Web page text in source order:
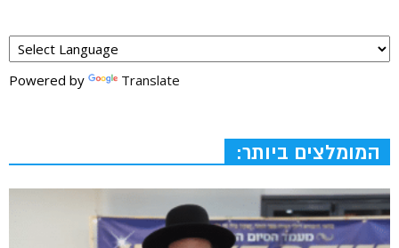
Powered by Translate
המומלצים ביותר: